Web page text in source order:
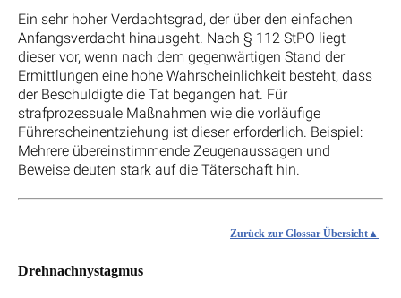
Ein sehr hoher Verdachtsgrad, der über den einfachen
Anfangsverdacht hinausgeht. Nach § 112 StPO liegt
dieser vor, wenn nach dem gegenwärtigen Stand der
Ermittlungen eine hohe Wahrscheinlichkeit besteht, dass
der Beschuldigte die Tat begangen hat. Für
strafprozessuale Maßnahmen wie die vorläufige
Führerscheinentziehung ist dieser erforderlich. Beispiel:
Mehrere übereinstimmende Zeugenaussagen und
Beweise deuten stark auf die Täterschaft hin.
Zurück zur Glossar Übersicht
Drehnachnystagmus